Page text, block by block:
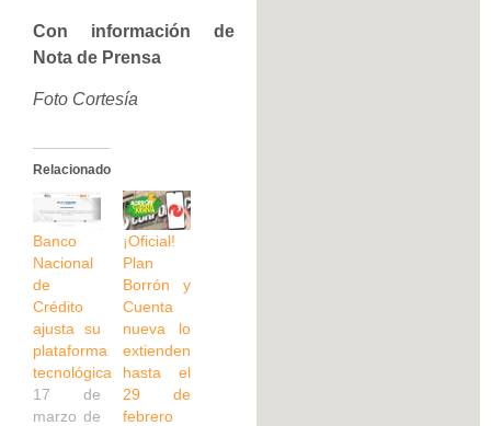
Con información de
Nota de Prensa
Foto Cortesía
Relacionado
Banco
Nacional
de
Crédito
ajusta su
plataforma
tecnológica
17 de
marzo de
¡Oficial!
Plan
Borrón y
Cuenta
nueva lo
extienden
hasta el
29 de
febrero